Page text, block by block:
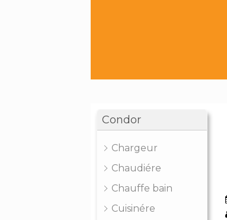
Condor
Chargeur
Chaudiére
Chauffe bain
Cuisinére